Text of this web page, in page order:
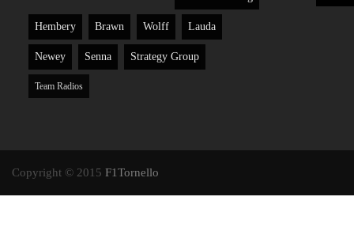
Hembery Brawn Wolff Lauda
Newey Senna Strategy Group
Team Radios
Copyright © 2015 F1Tornello